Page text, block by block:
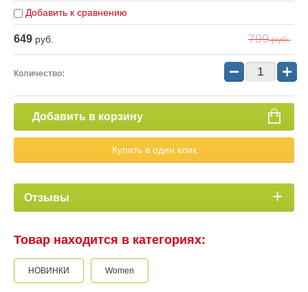
Добавить к сравнению
649 руб. 799руб.
Количество: − +
Добавить в корзину
Купить в один клик
Отзывы
Товар находится в категориях:
НОВИНКИ Women